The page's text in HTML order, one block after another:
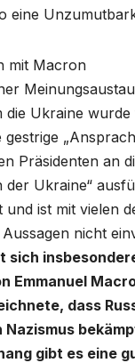
eine
mit Macron
die Ukraine
gestrige
Präsidenten an
der Ukraine“
und ist mit vielen
nicht
sich
Emmanuel
dass
Nazismus
gibt es eine